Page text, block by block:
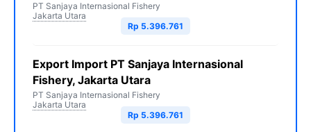
PT Sanjaya Internasional Fishery
Jakarta Utara
Rp 5.396.761
Export Import PT Sanjaya Internasional
Fishery, Jakarta Utara
PT Sanjaya Internasional Fishery
Jakarta Utara
Rp 5.396.761